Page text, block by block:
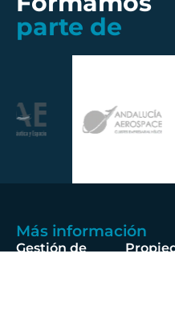
parte de
Más información
Gestión de